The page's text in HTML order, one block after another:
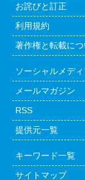
お詫びと訂正
利用規約
著作権と転載に
ソーシャルメディ
メールマガジン
RSS
提供元一覧
キーワード一覧
サイトマップ